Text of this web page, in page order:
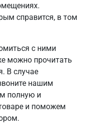
справится, в том
с ними
можно прочитать
В случае
нашим
полную и
и поможем